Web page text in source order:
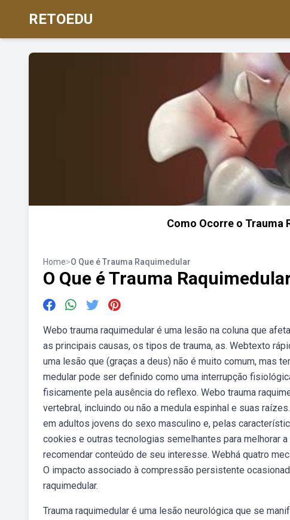
RETOEDU
Como Ocorre o Trauma
Home>O Que é Trauma Raquimedular
O Que é Trauma
Webo trauma raquimedular é uma lesão na coluna que
as principais causas, os tipos de trauma, as. Webtexto
uma lesão que (graças a deus) não é muito comum, mas
medular pode ser definido como uma interrupção
fisicamente pela ausência do reflexo. Webo trauma
vertebral, incluindo ou não a medula espinhal e suas
em adultos jovens do sexo masculino e, pelas
cookies e outras tecnologias semelhantes para melhorar
recomendar conteúdo de seu interesse. Webhá quatro
O impacto associado à compressão persistente
raquimedular.
Trauma raquimedular é uma lesão neurológica que se